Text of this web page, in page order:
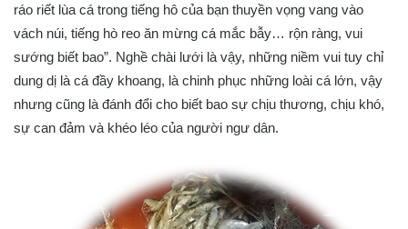
ráo riết lùa cá trong tiếng hô của bạn thuyền vọng vang vào
vách núi, tiếng hò reo ăn mừng cá mắc bẫy… rộn ràng, vui
sướng biết bao”. Nghề chài lưới là vậy, những niềm vui tuy chỉ
dung dị là cá đầy khoang, là chinh phục những loài cá lớn, vậy
nhưng cũng là đánh đổi cho biết bao sự chịu thương, chịu khó,
sự can đảm và khéo léo của người ngư dân.